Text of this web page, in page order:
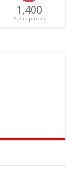
1,400
Suscriptores